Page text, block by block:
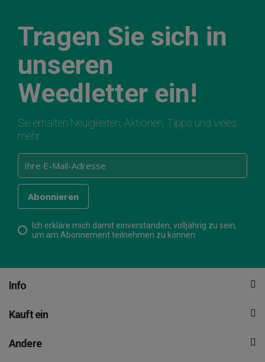
Tragen Sie sich in
unseren
Weedletter ein!
Sie erhalten Neuigkeiten, Aktionen, Tipps und vieles
mehr.
Ich erkläre mich damit einverstanden, volljährig zu sein,
um am Abonnement teilnehmen zu können
Info
Kauft ein
Andere